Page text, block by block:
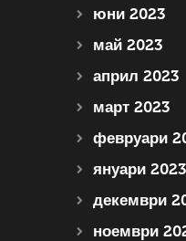
юни 2023
май 2023
април 2023
март 2023
февруари
януари 2023
декември
ноември